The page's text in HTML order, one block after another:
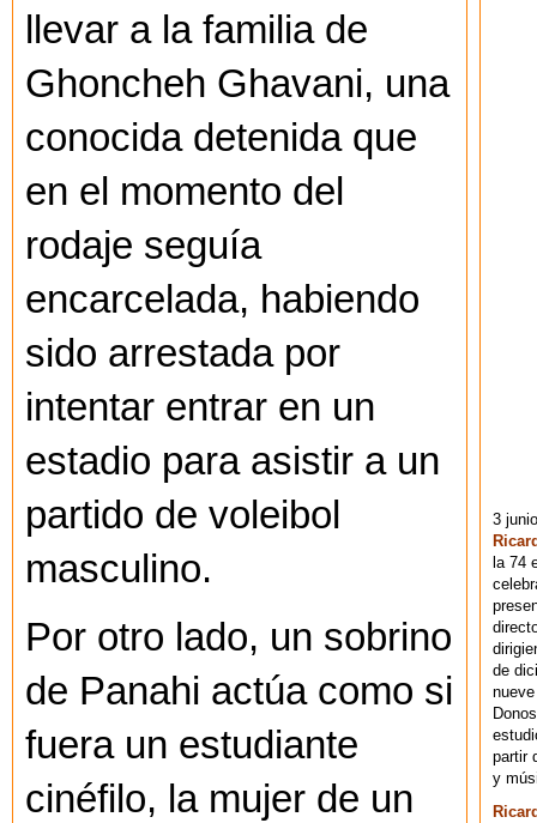
llevar a la familia de
Ghoncheh Ghavani, una
conocida detenida que
en el momento del
rodaje seguía
encarcelada, habiendo
sido arrestada por
intentar entrar en un
estadio para asistir a un
partido de voleibol
masculino.
Por otro lado, un sobrino
de Panahi actúa como si
fuera un estudiante
cinéfilo, la mujer de un
3
la 74
de
partir
y